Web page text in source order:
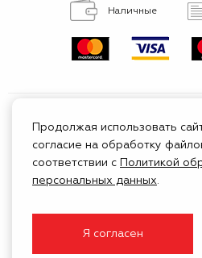
Наличные
публичной афертой
© 1999 - 2026 ГК
Продолжая использовать
согласие на обработку
соответствии с
Политикой
персональных данных.
Я согласен